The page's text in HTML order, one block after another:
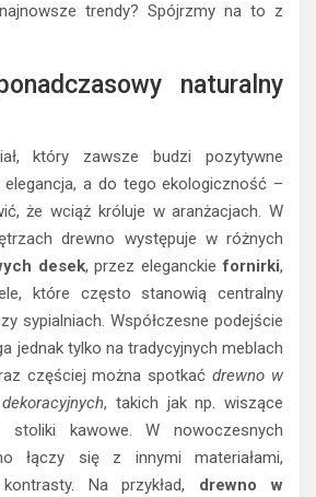
trendy? Spójrzmy na to z
naturalny
który zawsze budzi pozytywne
elegancja, a do tego ekologiczność –
że wciąż króluje w aranżacjach. W
drewno występuje w różnych
desek, przez eleganckiefornirki,
które często stanowią centralny
sypialniach. Współczesne podejście
jednak tylko na tradycyjnych meblach
częściej można spotkaćdrewno w
, takich jak np. wiszące
stoliki kawowe. W nowoczesnych
łączy się z innymi materiałami,
Na przykład, drewno w